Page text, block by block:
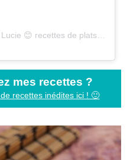
mes recettes ?
recettes inédites ici ! 🙂